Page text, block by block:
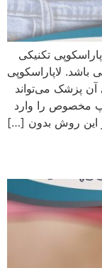
تکنیکی
لاپاراسکوپی
پزشک می‌تواند
مخصوص را وارد
این روش بدون […]